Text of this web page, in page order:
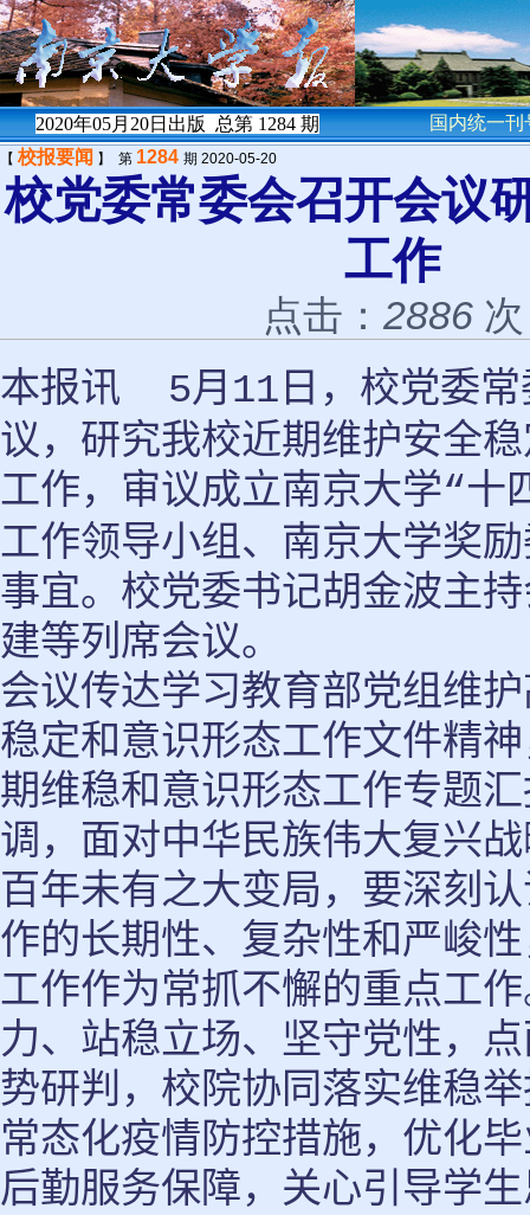
2020年05月20日出版 总第 1284 期 国内统一
【 校报要闻 】 第 1284 期 2020-05-20
校党委常委会召开会议
工作
点击： 2886 次
本报讯 5月 11 日，校党委
议，研究我校近期维护安全
工作，审议成立南京大学“十
工作领导小组、南京大学奖
事宜。校党委书记胡金波主
建等列席会议。
会议传达学习教育部党组维
稳定和意识形态工作文件精
期维稳和意识形态工作专题
调，面对中华民族伟大复兴
百年未有之大变局，要深刻
作的长期性、复杂性和严峻
工作作为常抓不懈的重点工
力、站稳立场、坚守党性，
势研判，校院协同落实维稳
常态化疫情防控措施，优化
后勤服务保障，关心引导学